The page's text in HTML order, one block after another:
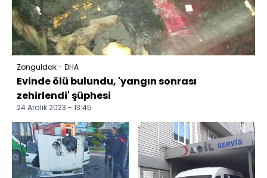
Zonguldak - DHA
Evinde ölü bulundu, 'yangın sonrası
zehirlendi' şüphesi
24 Aralık 2023 - 13:45